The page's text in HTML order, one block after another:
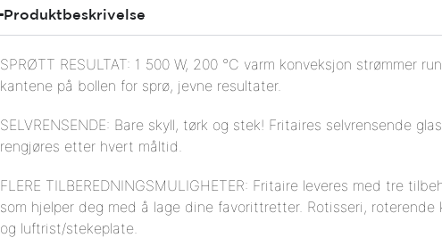
Produktbeskrivelse
SPRØTT RESULTAT: 1 500 W, 200 °C varm konveksjon strømmer
kantene på bollen for sprø, jevne resultater.
SELVRENSENDE: Bare skyll, tørk og stek! Fritaires selvrensende
rengjøres etter hvert måltid.
FLERE TILBEREDNINGSMULIGHETER: Fritaire leveres med tre
som hjelper deg med å lage dine favorittretter. Rotisseri, roterende
og luftrist/stekeplate.